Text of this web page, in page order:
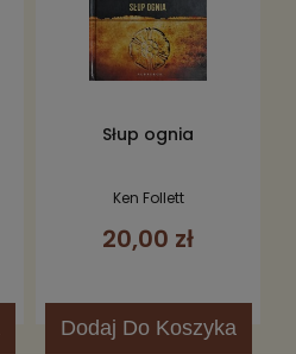
Słup ognia
Ken Follett
20,00 zł
Dodaj Do Koszyka